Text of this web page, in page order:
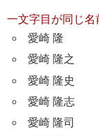
一文字目が同じ名
愛崎 隆
愛崎 隆之
愛崎 隆史
愛崎 隆志
愛崎 隆司